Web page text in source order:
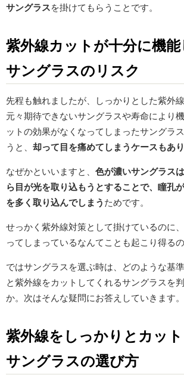
サングラスを掛けてもらうことです。
紫外線カットが十分に機
サングラスのリスク
先程も触れましたが、しっかりとした紫外
元々期待できないサングラスや寿命により
ットの効果がなくなってしまったサングラ
うと、 却って目を痛めてしまうケースもあり
なぜかといいますと、 色が濃いサングラス
ら目が光を取り込もうとすることで、瞳孔
を多く取り込んでしまう ためです。
せっかく紫外線対策として掛けているのに
ってしまっているなんてことも起こり得るの
ではサングラスを選ぶ時は、どのような基
と紫外線をカットしてくれるサングラスを
か。次はそんな疑問にお答えしていきます。
紫外線をしっかりとカッ
サングラスの選び方